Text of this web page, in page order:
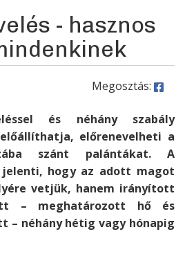
- hasznos
Megosztás:
és néhány szabály
előrenevelheti a
szánt palántákat. A
jelenti, hogy az adott magot
vetjük, hanem irányított
– meghatározott hő és
– néhány hétig vagy hónapig